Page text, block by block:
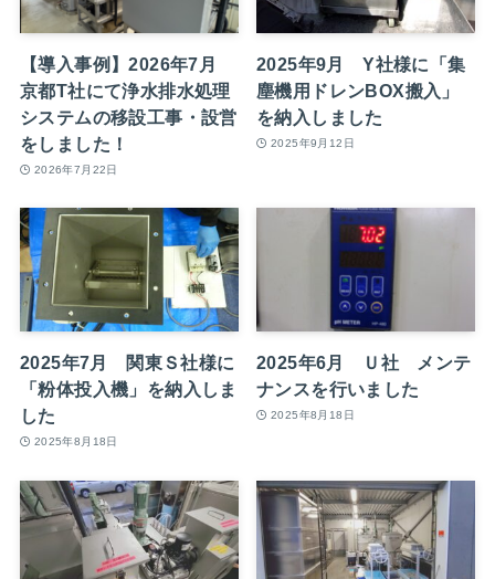
【導入事例】2026年7月
京都T社にて浄水排水処理
システムの移設工事・設営
をしました！
2026年7月22日
2025年9月 Y社様に「集
塵機用ドレンBOX搬入」
を納入しました
2025年9月12日
2025年7月 関東Ｓ社様に
「粉体投入機」を納入しま
した
2025年8月18日
2025年6月 Ｕ社 メンテ
ナンスを行いました
2025年8月18日